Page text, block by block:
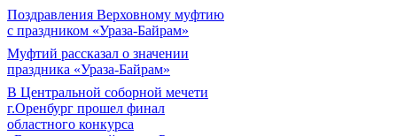
Поздравления Верховному муфтию
с праздником «Ураза-Байрам»
Муфтий рассказал о значении
праздника «Ураза-Байрам»
В Центральной соборной мечети
г.Оренбург прошел финал
областного конкурса